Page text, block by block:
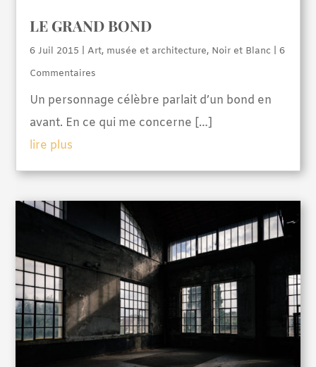
LE GRAND BOND
6 Juil 2015 |Art, musée et architecture, Noir et Blanc | 6
Commentaires
Un personnage célèbre parlait d’un bond en
avant. En ce qui me concerne […]
lire plus